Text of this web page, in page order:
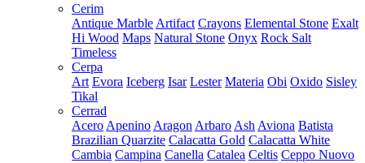
Cerim
Antique Marble Artifact Crayons Elemental Stone Exalt
Hi Wood Maps Natural Stone Onyx Rock Salt
Timeless
Cerpa
Art Evora Iceberg Isar Lester Materia Obi Oxido Sisley
Tikal
Cerrad
Acero Apenino Aragon Arbaro Ash Aviona Batista
Brazilian Quarzite Calacatta Gold Calacatta White
Cambia Campina Canella Catalea Celtis Ceppo Nuovo